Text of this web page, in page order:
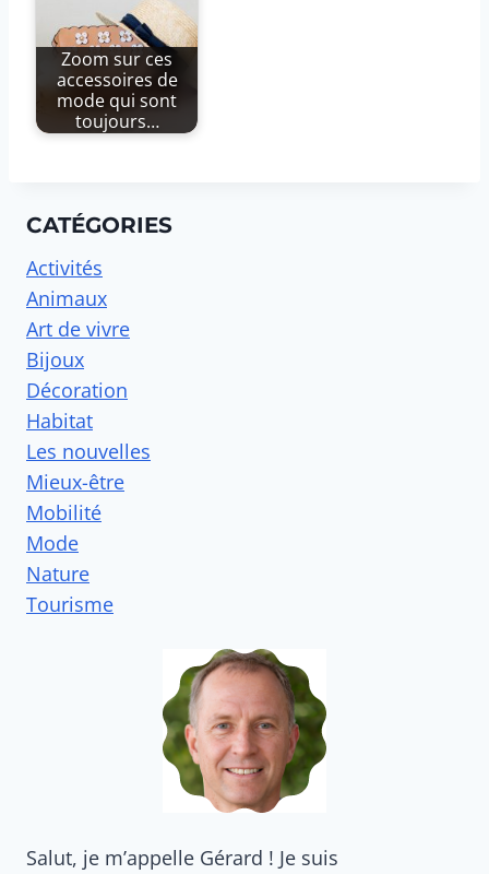
Zoom sur ces
accessoires de
mode qui sont
toujours…
CATÉGORIES
Activités
Animaux
Art de vivre
Bijoux
Décoration
Habitat
Les nouvelles
Mieux-être
Mobilité
Mode
Nature
Tourisme
Salut, je m’appelle Gérard ! Je suis